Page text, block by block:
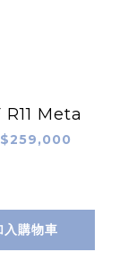
R11 Meta
入購物車